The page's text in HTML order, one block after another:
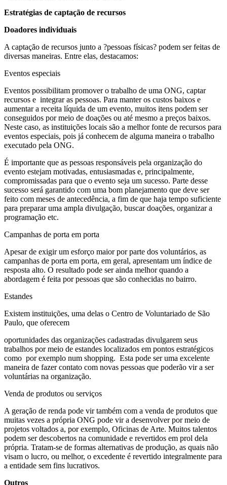
Estratégias de captação de recursos
Doadores individuais
A captação de recursos junto a ?pessoas físicas? podem ser feitas de
diversas maneiras. Entre elas, destacamos:
Eventos especiais
Eventos possibilitam promover o trabalho de uma ONG, captar
recursos e integrar as pessoas. Para manter os custos baixos e
aumentar a receita líquida de um evento, muitos itens podem ser
conseguidos por meio de doações ou até mesmo a preços baixos.
Neste caso, as instituições locais são a melhor fonte de recursos para
eventos especiais, pois já conhecem de alguma maneira o trabalho
executado pela ONG.
É importante que as pessoas responsáveis pela organização do
evento estejam motivadas, entusiasmadas e, principalmente,
compromissadas para que o evento seja um sucesso. Parte desse
sucesso será garantido com uma bom planejamento que deve ser
feito com meses de antecedência, a fim de que haja tempo suficiente
para preparar uma ampla divulgação, buscar doações, organizar a
programação etc.
Campanhas de porta em porta
Apesar de exigir um esforço maior por parte dos voluntários, as
campanhas de porta em porta, em geral, apresentam um índice de
resposta alto. O resultado pode ser ainda melhor quando a
abordagem é feita por pessoas que são conhecidas no bairro.
Estandes
Existem instituições, uma delas o Centro de Voluntariado de São
Paulo, que oferecem
oportunidades das organizações cadastradas divulgarem seus
trabalhos por meio de estandes localizados em pontos estratégicos
como por exemplo num shopping. Esta pode ser uma excelente
maneira de fazer contato com novas pessoas que poderão vir a ser
voluntárias na organização.
Venda de produtos ou serviços
A geração de renda pode vir também com a venda de produtos que
muitas vezes a própria ONG pode vir a desenvolver por meio de
projetos voltados a, por exemplo, Oficinas de Arte. Muitos talentos
podem ser descobertos na comunidade e revertidos em prol dela
própria. Tratam-se de formas alternativas de produção, as quais não
visam o lucro, ou melhor, o excedente é revertido integralmente para
a entidade sem fins lucrativos.
Outros